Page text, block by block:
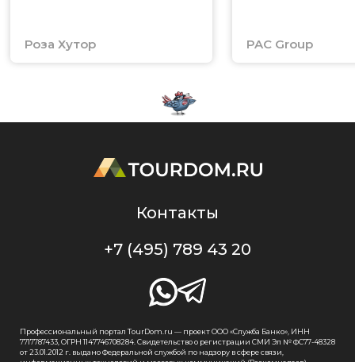
Роза Хутор PAC Group
Контакты
+7 (495) 789 43 20
Профессиональный портал TourDom.ru — проект ООО «Служба Банко», ИНН
7717787433, ОГРН 1147746708284. Свидетельство о регистрации СМИ Эл № ФС77-48328
от 23.01.2012 г. выдано Федеральной службой по надзору в сфере связи,